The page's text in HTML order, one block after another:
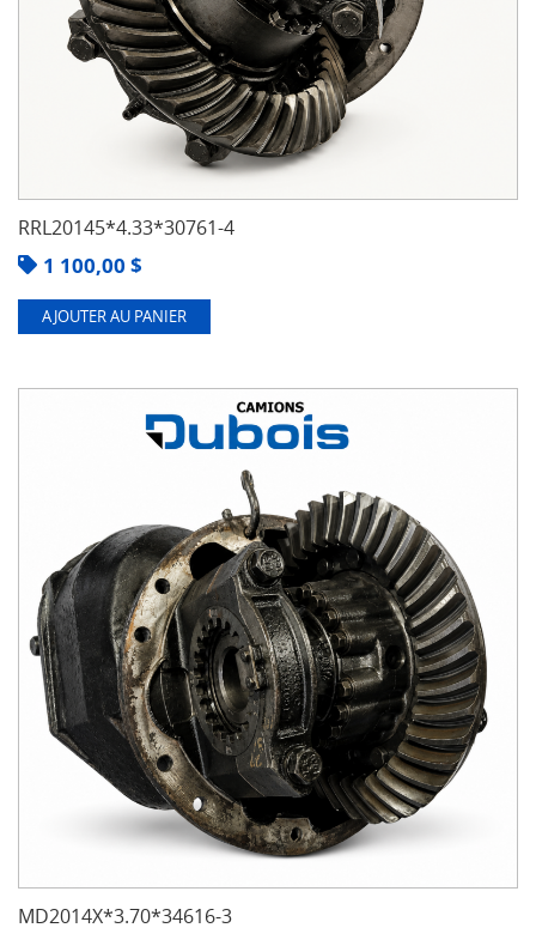
RRL20145*4.33*30761-4
1 100,00 $
AJOUTER AU PANIER
MD2014X*3.70*34616-3